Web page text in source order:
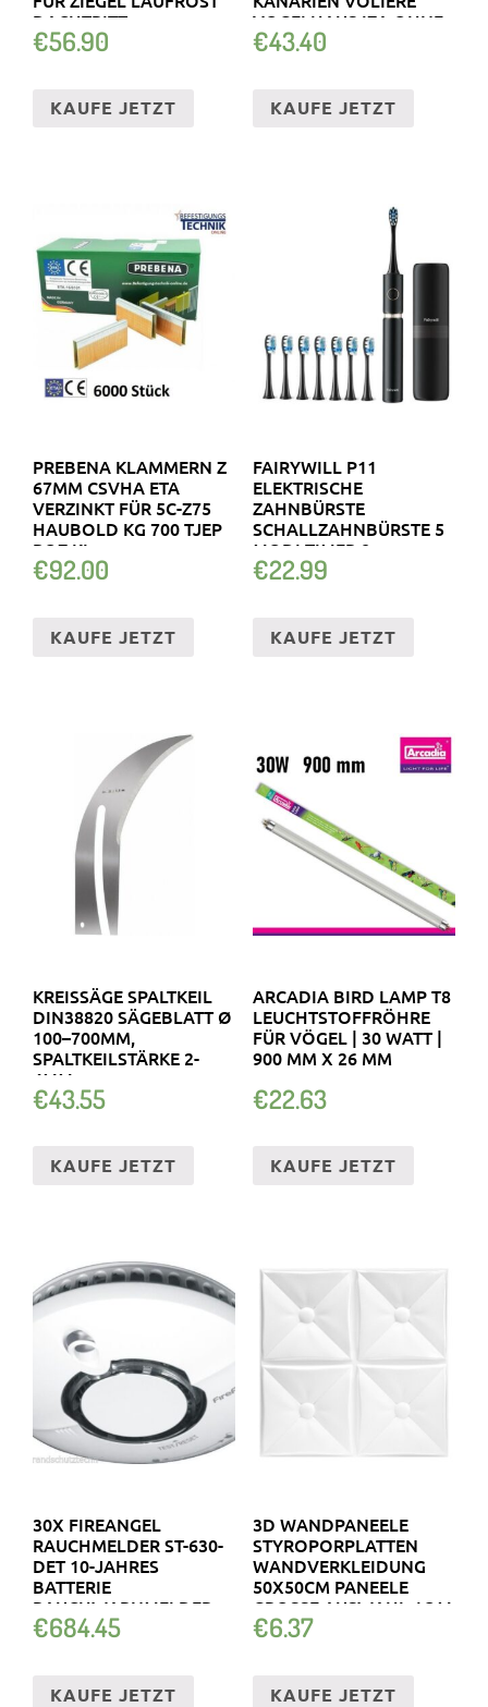
DACHTRITT
€56.90
KAUFE JETZT
VOGELHAUS IZA OHNE..
€43.40
KAUFE JETZT
PREBENA KLAMMERN Z
67MM CSVHA ETA
VERZINKT FÜR 5C-Z75
HAUBOLD KG 700 TJEP
PQZ KL
€92.00
KAUFE JETZT
FAIRYWILL P11
ELEKTRISCHE
ZAHNBÜRSTE
SCHALLZAHNBÜRSTE 5
MODI TIMER 8
ERSATZKÖPFE
€22.99
KAUFE JETZT
KREISSÄGE SPALTKEIL
DIN38820 SÄGEBLATT Ø
100–700MM,
SPALTKEILSTÄRKE 2-
4MM
€43.55
KAUFE JETZT
ARCADIA BIRD LAMP T8
LEUCHTSTOFFRÖHRE
FÜR VÖGEL | 30 WATT |
900 MM X 26 MM
€22.63
KAUFE JETZT
30X FIREANGEL
RAUCHMELDER ST-630-
DET 10-JAHRES
BATTERIE
RAUCHWARNMELDER
€684.45
KAUFE JETZT
3D WANDPANEELE
STYROPORPLATTEN
WANDVERKLEIDUNG
50X50CM PANEELE
GROSSE AUSWAHL 1QM
€6.37
KAUFE JETZT